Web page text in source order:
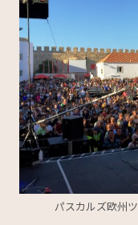
パスカルズ欧州